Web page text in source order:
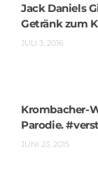
Jack Daniels
Getränk zum
JULI 3, 2016
Krombacher-
Parodie.
JUNI 23, 2015